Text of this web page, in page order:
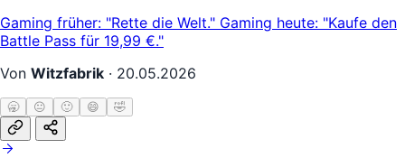
Gaming früher: "Rette die Welt." Gaming heute: "Kaufe den
Battle Pass für 19,99 €."
Von Witzfabrik · 20.05.2026
🥱 😐 🙂 😄 🤣